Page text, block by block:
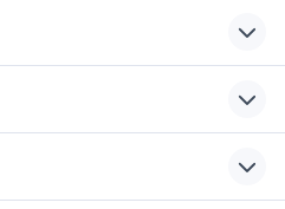
auto bmw serie 2
active tourer